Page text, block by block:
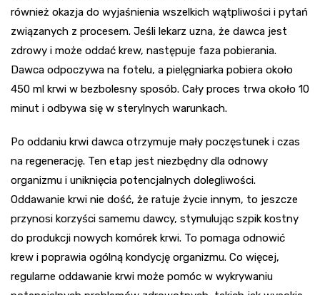
również okazja do wyjaśnienia wszelkich wątpliwości i pytań
związanych z procesem. Jeśli lekarz uzna, że dawca jest
zdrowy i może oddać krew, następuje faza pobierania.
Dawca odpoczywa na fotelu, a pielęgniarka pobiera około
450 ml krwi w bezbolesny sposób. Cały proces trwa około 10
minut i odbywa się w sterylnych warunkach.
Po oddaniu krwi dawca otrzymuje mały poczęstunek i czas
na regenerację. Ten etap jest niezbędny dla odnowy
organizmu i uniknięcia potencjalnych dolegliwości.
Oddawanie krwi nie dość, że ratuje życie innym, to jeszcze
przynosi korzyści samemu dawcy, stymulując szpik kostny
do produkcji nowych komórek krwi. To pomaga odnowić
krew i poprawia ogólną kondycję organizmu. Co więcej,
regularne oddawanie krwi może pomóc w wykrywaniu